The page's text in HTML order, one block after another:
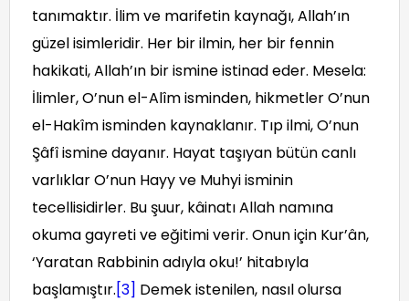
tanımaktır. İlim ve marifetin kaynağı, Allah’ın
güzel isimleridir. Her bir ilmin, her bir fennin
hakikati, Allah’ın bir ismine istinad eder. Mesela:
İlimler, O’nun el-Alîm isminden, hikmetler O’nun
el-Hakîm isminden kaynaklanır. Tıp ilmi, O’nun
Şâfî ismine dayanır. Hayat taşıyan bütün canlı
varlıklar O’nun Hayy ve Muhyi isminin
tecellisidirler. Bu şuur, kâinatı Allah namına
okuma gayreti ve eğitimi verir. Onun için Kur’ân,
‘Yaratan Rabbinin adıyla oku!’ hitabıyla
başlamıştır.[3] Demek istenilen, nasıl olursa